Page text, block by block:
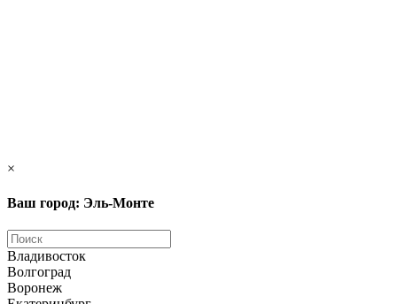
×
Ваш город: Эль-Монте
Владивосток
Волгоград
Воронеж